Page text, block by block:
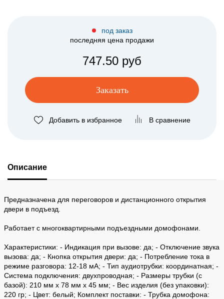
под заказ
последняя цена продажи
747.50 руб
Заказать
Добавить в избранное В сравнение
Описание
Предназначена для переговоров и дистанционного открытия
двери в подъезд.
Работает c многоквартирными подъездными домофонами.
Характеристики: - Индикация при вызове: да; - Отключение звука
вызова: да; - Кнопка открытия двери: да; - Потребление тока в
режиме разговора: 12-18 мА; - Тип аудиотрубки: координатная; -
Система подключения: двухпроводная; - Размеры трубки (с
базой): 210 мм х 78 мм х 45 мм; - Вес изделия (без упаковки):
220 гр; - Цвет: белый; Комплект поставки: - Трубка домофона: